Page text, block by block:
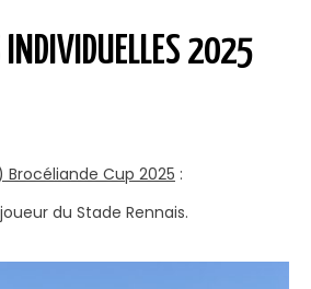
INDIVIDUELLES 2025
Brocéliande Cup 2025 :
du Stade Rennais.